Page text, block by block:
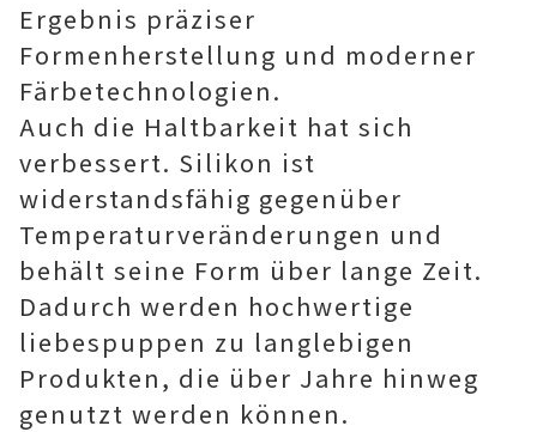
Ergebnis präziser
Formenherstellung und moderner
Färbetechnologien.
Auch die Haltbarkeit hat sich
verbessert. Silikon ist
widerstandsfähig gegenüber
Temperaturveränderungen und
behält seine Form über lange Zeit.
Dadurch werden hochwertige
liebespuppen zu langlebigen
Produkten, die über Jahre hinweg
genutzt werden können.